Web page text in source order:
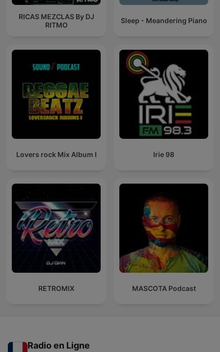
RICAS MEZCLAS By DJ
RITMO
Sleep - Meandering Piano
Lovers rock Mix Album I Irie 98
RETROMIX MASCOTA Podcast
Radio en Ligne